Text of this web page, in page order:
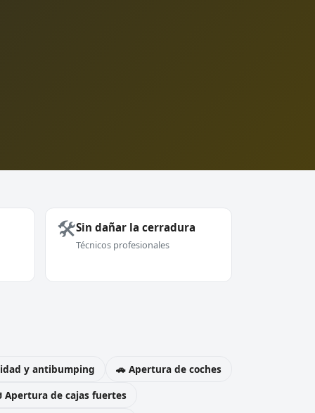
🛠️Sin dañar la cerradura
Técnicos profesionales
y antibumping
🚗 Apertura de coches
Apertura de cajas fuertes